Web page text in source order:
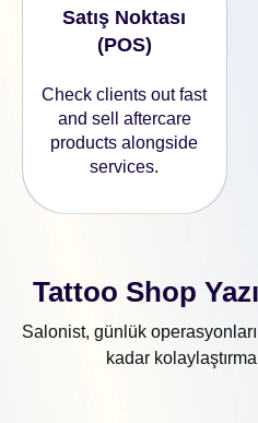
Satış Noktası
(POS)
Check clients out fast
and sell aftercare
products alongside
services.
Tattoo Shop
Salonist, günlük
kadar